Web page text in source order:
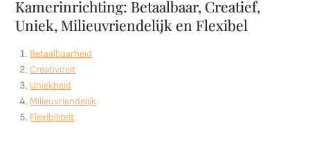
Kamerinrichting: Betaalbaar, Creatief,
Uniek, Milieuvriendelijk en Flexibel
Betaalbaarheid
Creativiteit
Uniekheid
Milieuvriendelijk
Flexibiliteit